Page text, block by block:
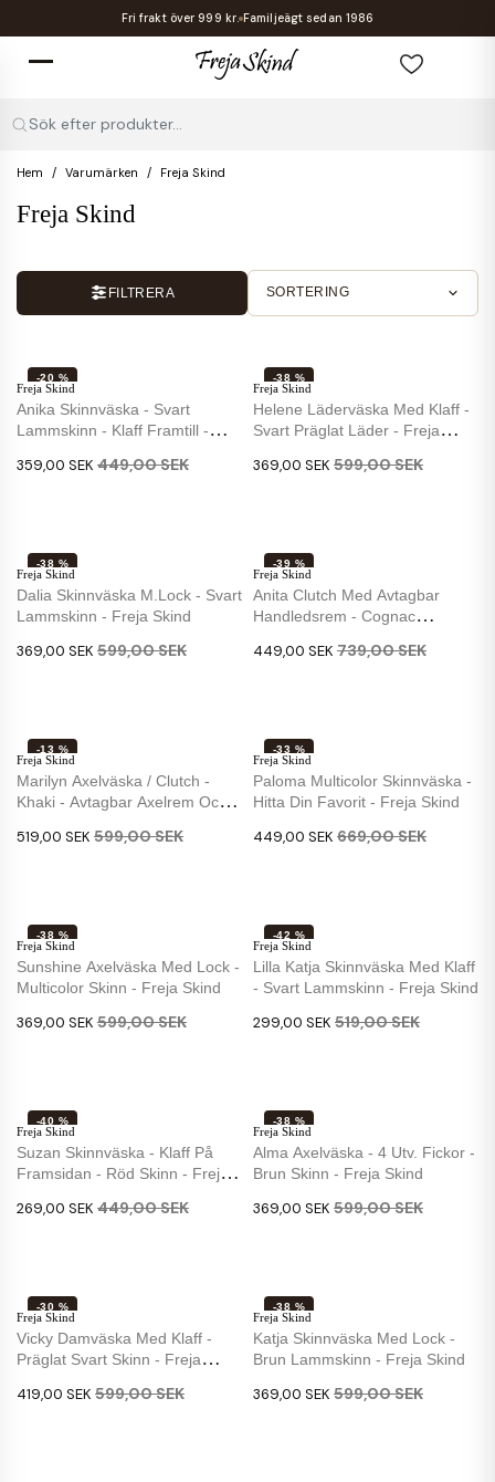
Fri frakt över 999 kr. Familjeägt sedan 1986
Sök efter produkter...
Hem Varumärken Freja Skind
Freja Skind
FILTRERA SORTERING
Freja Skind
Anika Skinnväska - Svart
Lammskinn - Klaff Framtill -
359,00 SEK 449,00 SEK
-20 %
Freja Skind
Helene Läderväska Med Klaff -
Svart Präglat Läder - Freja
369,00 SEK 599,00 SEK
-38 %
Freja Skind
Dalia Skinnväska M.lock - Svart
Lammskinn - Freja Skind
369,00 SEK 599,00 SEK
-38 %
Freja Skind
Anita Clutch Med Avtagbar
Handledsrem - Cognac
449,00 SEK 739,00 SEK
-39 %
Freja Skind
Marilyn Axelväska / Clutch -
Khaki - Avtagbar Axelrem Och
519,00 SEK 599,00 SEK
-13 %
Freja Skind
Paloma Multicolor Skinnväska -
Hitta Din Favorit - Freja Skind
449,00 SEK 669,00 SEK
-33 %
Freja Skind
Sunshine Axelväska Med Lock -
Multicolor Skinn - Freja Skind
369,00 SEK 599,00 SEK
-38 %
Freja Skind
Lilla Katja Skinnväska Med Klaff
- Svart Lammskinn - Freja Skind
299,00 SEK 519,00 SEK
-42 %
Freja Skind
Suzan Skinnväska - Klaff På
Framsidan - Röd Skinn - Freja
269,00 SEK 449,00 SEK
-40 %
Freja Skind
Alma Axelväska - 4 Utv. Fickor -
Brun Skinn - Freja Skind
369,00 SEK 599,00 SEK
-38 %
Freja Skind
Vicky Damväska Med Klaff -
Präglat Svart Skinn - Freja
419,00 SEK 599,00 SEK
-30 %
Freja Skind
Katja Skinnväska Med Lock -
Brun Lammskinn - Freja Skind
369,00 SEK 599,00 SEK
-38 %